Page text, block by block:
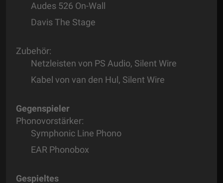
Audes 526 On-Wall
Davis The Stage
Zubehör:
Netzleisten von PS Audio, Silent Wire
Kabel von van den Hul, Silent Wire
Gegenspieler
Phonovorstärker:
Symphonic Line Phono
EAR Phonobox
Gespieltes